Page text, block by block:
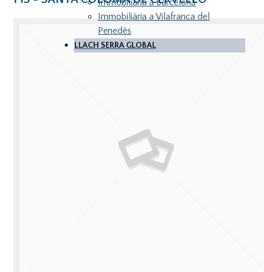
Immobiliària a Vilafranca del
Penedès
LLACH SERRA GLOBAL